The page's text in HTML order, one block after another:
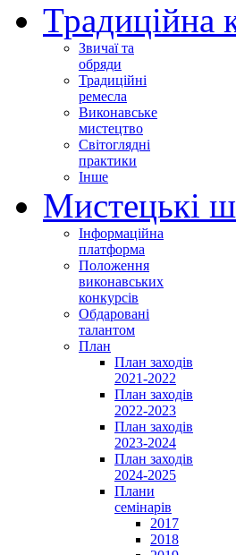
Традиційна
Звичаї та
обряди
Традиційні
ремесла
Виконавське
мистецтво
Світоглядні
практики
Інше
Мистецькі
Інформаційна
платформа
Положення
виконавських
конкурсів
Обдаровані
талантом
План
План заходів
2021-2022
План заходів
2022-2023
План заходів
2023-2024
План заходів
2024-2025
Плани
семінарів
2017
2018